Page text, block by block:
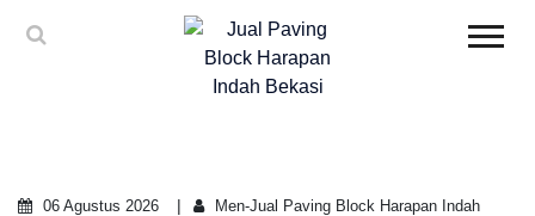
06 Agustus 2026 Men-Jual Paving Block Harapan Indah